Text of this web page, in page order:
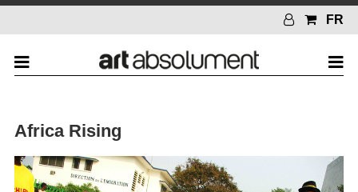
FR
Africa Rising